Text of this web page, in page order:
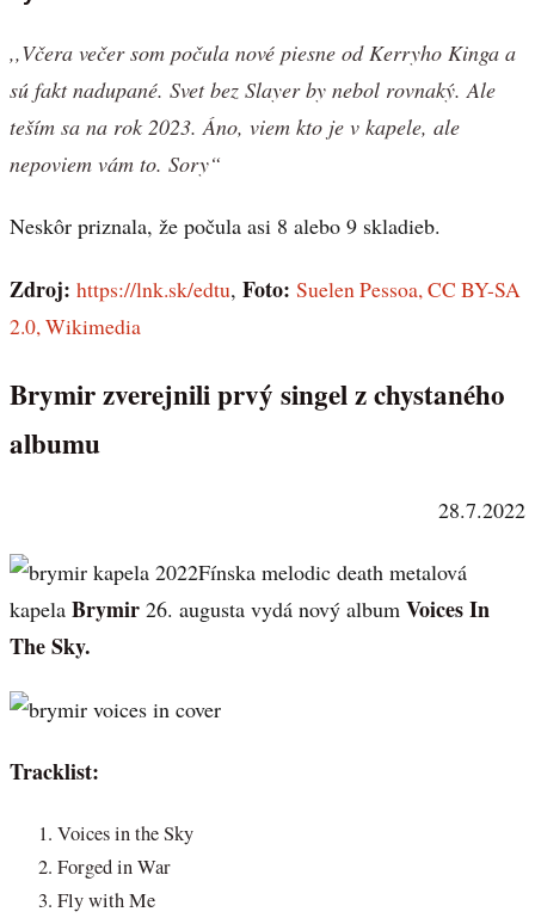
,,Včera večer som počula nové piesne od Kerryho Kinga a
sú fakt nadupané. Svet bez Slayer by nebol rovnaký. Ale
teším sa na rok 2023. Áno, viem kto je v kapele, ale
nepoviem vám to. Sory“
Neskôr priznala, že počula asi 8 alebo 9 skladieb.
Zdroj: https://lnk.sk/edtu, Foto: Suelen Pessoa, CC BY-SA
2.0, Wikimedia
Brymir zverejnili prvý singel z chystaného
albumu
28.7.2022
Fínska melodic death metalová
kapela Brymir 26. augusta vydá nový album Voices In
The Sky.
Tracklist:
Voices in the Sky
Forged in War
Fly with Me